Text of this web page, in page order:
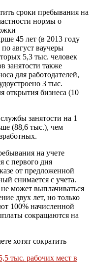
сроки пребывания на
нормы о
45 лет (в 2013 году
август ваучеры
5,3 тыс. человек
занятости также
для работодателей,
3 тыс.
открытия бизнеса (10
занятости на 1
(88,6 тыс.), чем
на учете
с первого дня
от предложенной
снимается с учета.
может выплачиваться
двух лет, но только
100% начисленной
сокращаются на
хотят сократить
тыс. рабочих мест в